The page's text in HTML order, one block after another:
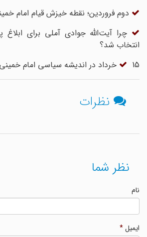
دوم فروردین؛ نقطه خیزش قیام امام خمینی
چرا آیت‌الله جوادی آملی برای ابلاغ
انتخاب شد؟
‌ 15 خرداد در اندیشه سیاسی امام خمینی
نظرات
نظر شما
ایمیل*